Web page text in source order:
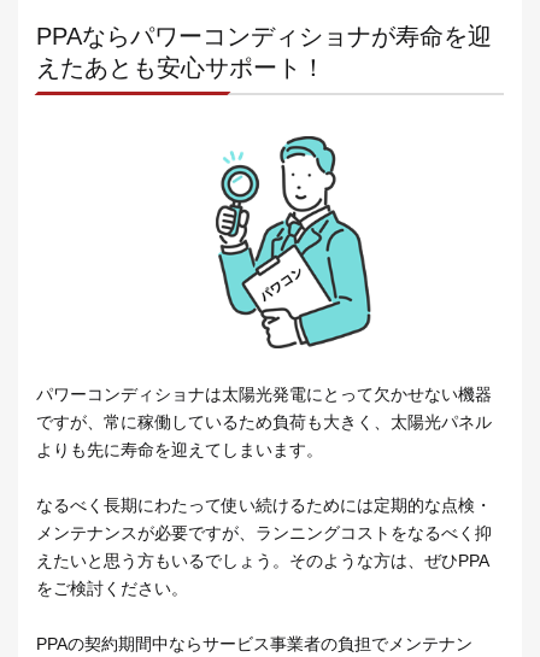
PPAならパワーコンディショナが寿命を迎
えたあとも安心サポート！
パワーコンディショナは太陽光発電にとって欠かせない機器
ですが、常に稼働しているため負荷も大きく、太陽光パネル
よりも先に寿命を迎えてしまいます。
なるべく長期にわたって使い続けるためには定期的な点検・
メンテナンスが必要ですが、ランニングコストをなるべく抑
えたいと思う方もいるでしょう。そのような方は、ぜひPPA
をご検討ください。
PPAの契約期間中ならサービス事業者の負担でメンテナン